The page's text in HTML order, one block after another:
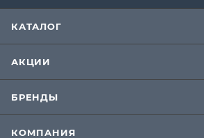
КАТАЛОГ
АКЦИИ
БРЕНДЫ
КОМПАНИЯ